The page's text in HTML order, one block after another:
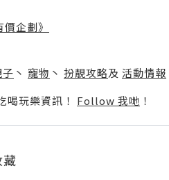
企劃》
丶 寵物 丶 扮靚攻略及 活動情報
玩樂資訊！ Follow 我哋 ！
藏